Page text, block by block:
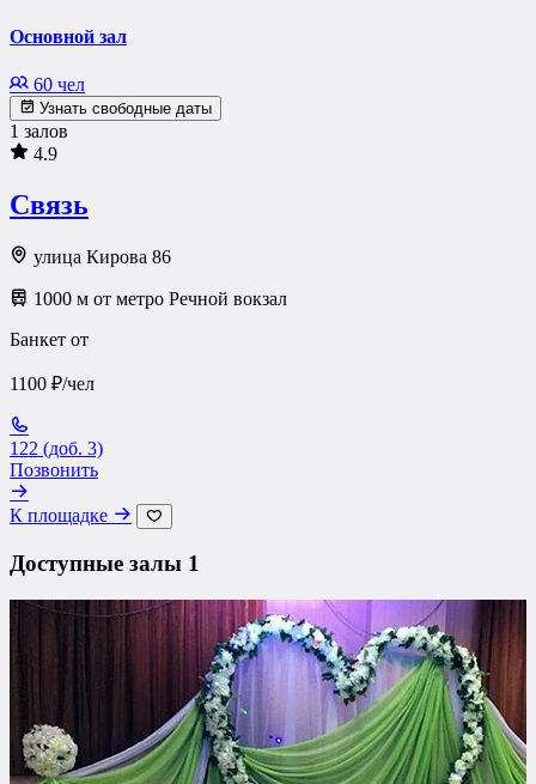
Основной зал
60 чел
Узнать свободные даты
1 залов
4.9
Связь
улица Кирова 86
1000 м от метро Речной вокзал
Банкет от
1100 ₽/чел
122 (доб. 3)
Позвонить
К площадке
Доступные залы 1